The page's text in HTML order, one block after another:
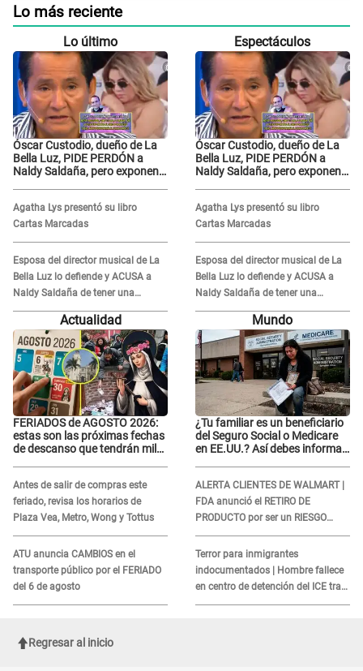
Lo más reciente
Lo último
Óscar Custodio, dueño de La
Bella Luz, PIDE PERDÓN a
Naldy Saldaña, pero exponen
grabar"
Agatha Lys presentó su libro
Cartas Marcadas
Esposa del director musical de La
Bella Luz lo defiende y ACUSA a
Naldy Saldaña de tener una
relación con él y otros integrantes
Espectáculos
Óscar Custodio, dueño de La
Bella Luz, PIDE PERDÓN a
Naldy Saldaña, pero exponen
grabar"
Agatha Lys presentó su libro
Cartas Marcadas
Esposa del director musical de La
Bella Luz lo defiende y ACUSA a
Naldy Saldaña de tener una
relación con él y otros integrantes
Actualidad
FERIADOS de AGOSTO 2026:
estas son las próximas fechas
de descanso que tendrán miles
Antes de salir de compras este
feriado, revisa los horarios de
Plaza Vea, Metro, Wong y Tottus
ATU anuncia CAMBIOS en el
transporte público por el FERIADO
del 6 de agosto
Mundo
¿Tu familiar es un beneficiario
del Seguro Social o Medicare
en EE.UU.? Así debes informar
ALERTA CLIENTES DE WALMART |
FDA anunció el RETIRO DE
PRODUCTO por ser un RIESGO
MORTAL para consumidores: ¿Cuál
es?
Terror para inmigrantes
indocumentados | Hombre fallece
en centro de detención del ICE tras
sufrir una "emergencia médica"
Regresar al inicio